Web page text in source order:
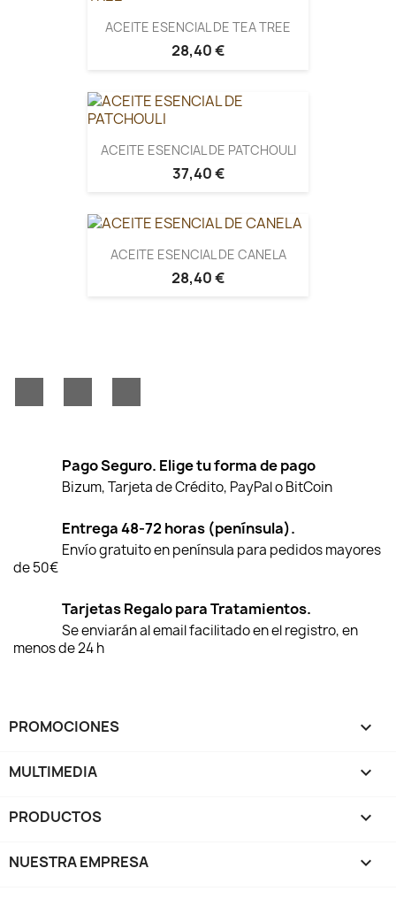
ACEITE ESENCIAL DE TEA TREE
28,40 €
ACEITE ESENCIAL DE PATCHOULI
37,40 €
ACEITE ESENCIAL DE CANELA
28,40 €
Pago Seguro. Elige tu forma de pago
Bizum, Tarjeta de Crédito, PayPal o BitCoin
Entrega 48-72 horas (península).
Envío gratuito en península para pedidos mayores
de 50€
Tarjetas Regalo para Tratamientos.
Se enviarán al email facilitado en el registro, en
menos de 24 h
PROMOCIONES 
MULTIMEDIA 
PRODUCTOS 
NUESTRA EMPRESA 